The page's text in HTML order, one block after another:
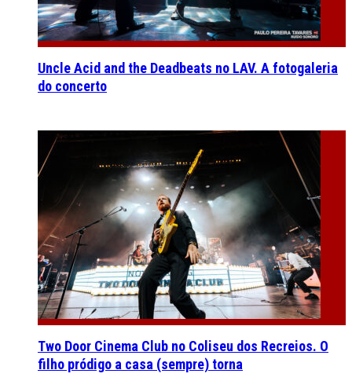
Uncle Acid and the Deadbeats no LAV. A fotogaleria
do concerto
Two Door Cinema Club no Coliseu dos Recreios. O
filho pródigo a casa (sempre) torna